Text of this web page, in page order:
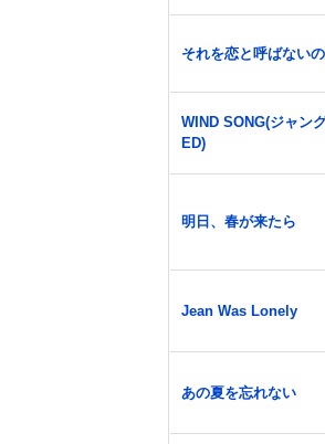
それを恋と呼ばない
WIND SONG(ジャン
ED)
明日、春が来たら
Jean Was Lonely
あの夏を忘れない